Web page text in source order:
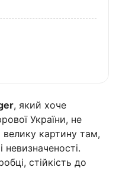
, який хоче
України, не
велику картину там,
стійкість до